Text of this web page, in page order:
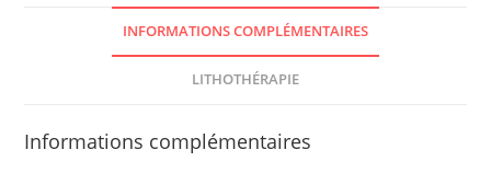
INFORMATIONS COMPLÉMENTAIRES
LITHOTHÉRAPIE
Informations complémentaires